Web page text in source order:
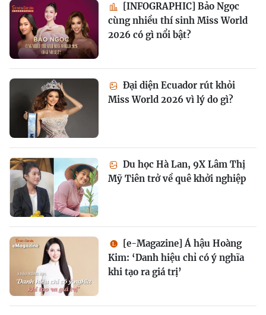
[INFOGRAPHIC] Bảo Ngọc
cùng nhiều thí sinh Miss World
2026 có gì nổi bật?
Đại diện Ecuador rút khỏi
Miss World 2026 vì lý do gì?
Du học Hà Lan, 9X Lâm Thị
Mỹ Tiên trở về quê khởi nghiệp
[e-Magazine] Á hậu Hoàng
Kim: ‘Danh hiệu chỉ có ý nghĩa
khi tạo ra giá trị’